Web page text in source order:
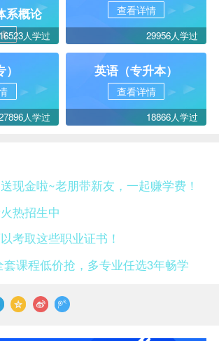
系概论
人学过
查看详情
29956人学过
人学过
英语（专升本）
查看详情
18866人学过
现金啦~老朋带新友，一起赚学费！
热招生中
考取这些职业证书！
套课程低价抢，多专业任选3年畅学